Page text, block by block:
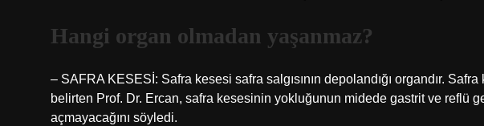
Hangi organ olmadan yaşanmaz?
– SAFRA KESESİ: Safra kesesi safra salgısının depolandığı organdır.
belirten Prof. Dr. Ercan, safra kesesinin yokluğunun midede gastrit ve reflü
açmayacağını söyledi.